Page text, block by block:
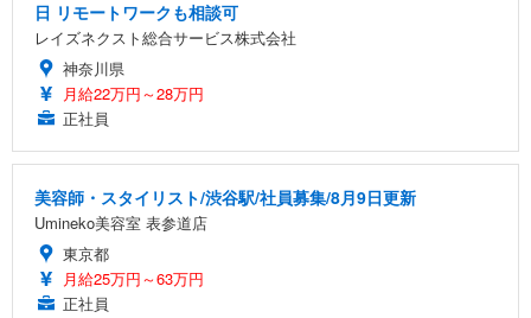
日 リモートワークも相談可
レイズネクスト総合サービス株式会社
神奈川県
月給22万円～28万円
正社員
美容師・スタイリスト/渋谷駅/社員募集/8月9日更新
Umineko美容室 表参道店
東京都
月給25万円～63万円
正社員